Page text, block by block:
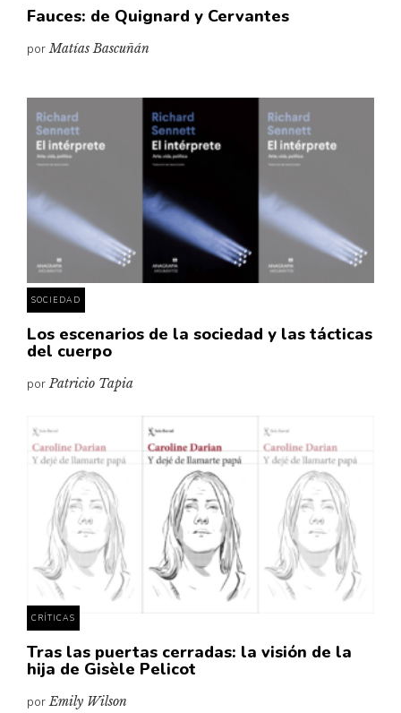
Fauces: de Quignard y Cervantes
porMatías Bascuñán
SOCIEDAD
Los escenarios de la sociedad y las tácticas
del cuerpo
porPatricio Tapia
CRÍTICAS
Tras las puertas cerradas: la visión de la
hija de Gisèle Pelicot
porEmily Wilson